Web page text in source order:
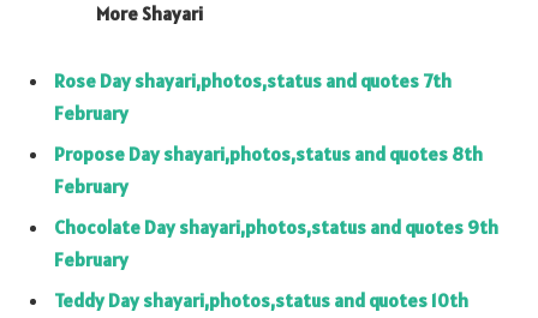
More Shayari
Rose Day shayari,photos,status and quotes 7th
February
Propose Day shayari,photos,status and quotes 8th
February
Chocolate Day shayari,photos,status and quotes 9th
February
Teddy Day shayari,photos,status and quotes 10th